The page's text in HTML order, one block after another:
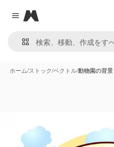
Close menu
Magnific
ホーム/ストック/ベクトル/動物園の背景